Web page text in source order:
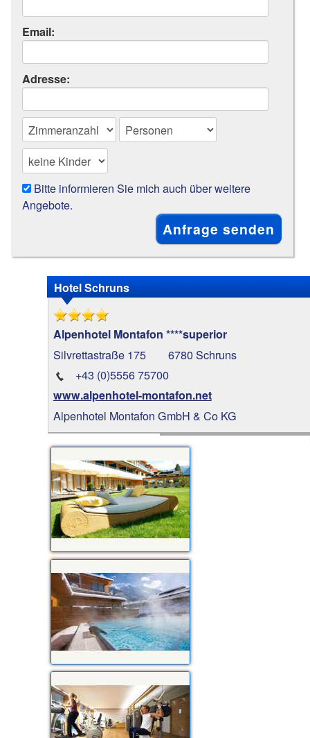
Email:
Adresse:
Bitte informieren Sie mich auch über weitere
Angebote.
Hotel Schruns
Alpenhotel Montafon ****superior
Silvrettastraße 175
6780 Schruns
+43 (0)5556 75700
www.alpenhotel-montafon.net
Alpenhotel Montafon GmbH & Co KG